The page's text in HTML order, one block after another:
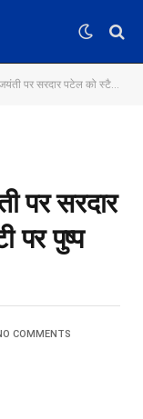
स्टैच्यू आफ यूनिटी पर पुष्प अर्पित कर दी श्रद्धांजलि
पर सरदार
पुष्प
COMMENTS